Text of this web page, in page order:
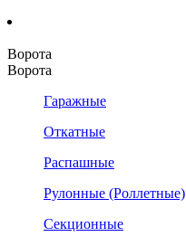
Ворота
Ворота
Гаражные
Откатные
Распашные
Рулонные (Роллетные)
Секционные